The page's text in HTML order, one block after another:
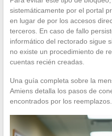
sistemáticamente por el portal
en lugar de por los accesos
terceros. En caso de fallo
informático del rectorado sigue
no existe un procedimiento de
cuentas recién creadas.
Una guía completa sobre la
Amiens detalla los pasos de
encontrados por los reemplazos.